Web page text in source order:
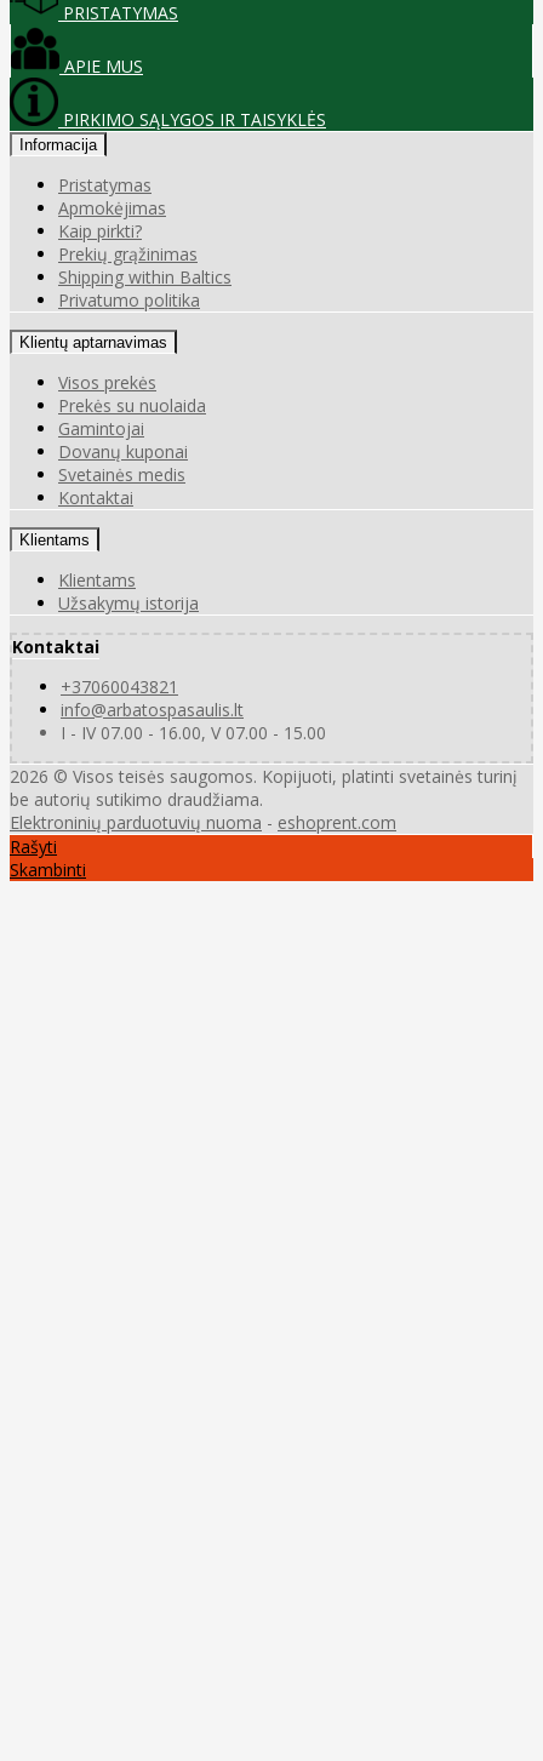
PRISTATYMAS
APIE MUS
PIRKIMO SĄLYGOS IR TAISYKLĖS
Informacija
Pristatymas
Apmokėjimas
Kaip pirkti?
Prekių grąžinimas
Shipping within Baltics
Privatumo politika
Klientų aptarnavimas
Visos prekės
Prekės su nuolaida
Gamintojai
Dovanų kuponai
Svetainės medis
Kontaktai
Klientams
Klientams
Užsakymų istorija
Kontaktai
+37060043821
info@arbatospasaulis.lt
I - IV 07.00 - 16.00, V 07.00 - 15.00
2026 © Visos teisės saugomos. Kopijuoti, platinti svetainės turinį
be autorių sutikimo draudžiama.
Elektroninių parduotuvių nuoma - eshoprent.com
Rašyti
Skambinti